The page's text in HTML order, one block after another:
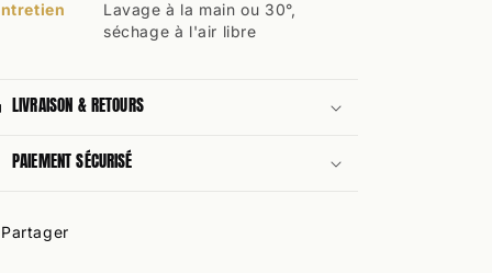
Lavage à la main ou 30°,
séchage à l'air libre
LIVRAISON & RETOURS
PAIEMENT SÉCURISÉ
Partager